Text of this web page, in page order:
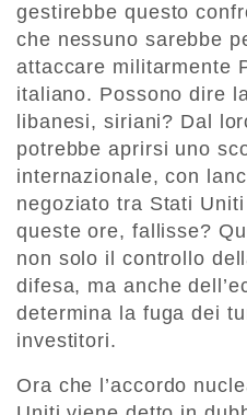
gestirebbe questo
che nessuno sarebbe
attaccare militarmente
italiano. Possono dire
libanesi, siriani? Dal
potrebbe aprirsi uno
internazionale, con
negoziato tra Stati
queste ore, fallisse?
non solo il controllo
difesa, ma anche
determina la fuga dei
investitori.
Ora che l’accordo